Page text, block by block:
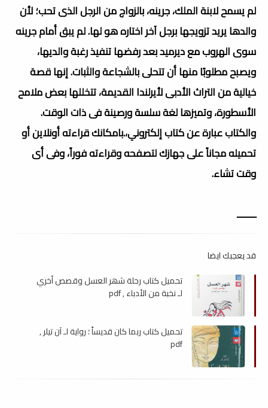
لم يسمح لابنة الملك، جرينه، بالزواج من الرجل الذى تحب؛ لأن
والدها يريد تزويجها برجل آخر اختاره هو لها. لم يبق أمام جرينه
سوى الهروب مع ديرميد بعد رفضها تنفيذ رغبة والديها،
ويصبح مطلوبًا منها أن تتحلى بالشجاعة والثبات. إنها قصة
خيالية من التراث الأدبى لأيرلندا القديمة، تتخللها بعض ملامح
الأسطورة، وتميزها لغة سلسة ورصينة فى ذات الوقت.
والكتاب عبارة عن كتاب إلكتروني،.بامكانك قراءته أونلاين أو
تحميله مجاناً على جهازك لتصفحه وقراءته فوراً، وفى أى
وقت تشاء.
ــــــــ
قد يعجبك ايضا
تحميل كتاب رحلة شھر العسل وقصص أخري
لـ نخبة من الأدباء , pdf
تحميل كتاب ربما كان قديساً ؛ رواية لـ آن تيلر ,
pdf